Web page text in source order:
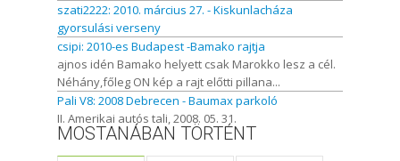
szati2222: 2010. március 27. - Kiskunlacháza
gyorsulási verseny
csipi: 2010-es Budapest -Bamako rajtja
ajnos idén Bamako helyett csak Marokko lesz a cél.
Néhány,főleg ON kép a rajt előtti pillana...
Pali V8: 2008 Debrecen - Baumax parkoló
II. Amerikai autós tali, 2008. 05. 31.
MOSTANÁBAN TÖRTÉNT